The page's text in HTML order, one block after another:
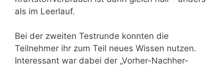
als im Leerlauf.
Bei der zweiten Testrunde konnten die
Teilnehmer ihr zum Teil neues Wissen nutzen.
Interessant war dabei der „Vorher-Nachher-